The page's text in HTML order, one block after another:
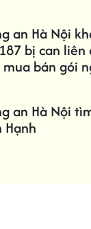
an Hà Nội
bị can
bán gói
an Hà Nội
Hạnh